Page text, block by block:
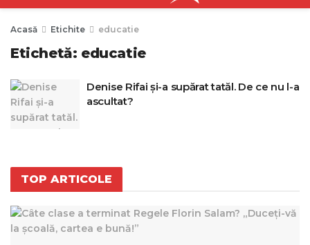
Acasă Etichite educatie
Etichetă: educatie
Denise Rifai și-a supărat tatăl. De ce nu l-a
ascultat?
TOP ARTICOLE